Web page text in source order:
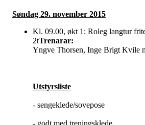
Søndag 29. november 2015
Kl. 09.00, økt 1: Roleg langtur
2tTrenarar:
Yngve Thorsen, Inge Brigt Kvile
Utstyrsliste
- sengeklede/sovepose
- godt med treningsklede